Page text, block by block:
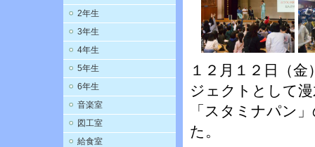
2年生
3年生
4年生
5年生
6年生
音楽室
図工室
給食室
１２月１２日（
ジェクトとして
「スタミナパン
た。